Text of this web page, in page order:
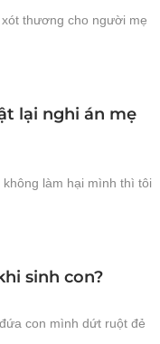
thương cho người mẹ
lại nghi án mẹ
làm hại mình thì tôi
sinh con?
con mình dứt ruột đẻ